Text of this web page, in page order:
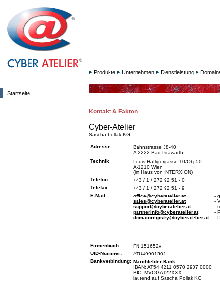
Startseite
Produkte Unternehmen Dienstleistung
Kontakt & Fakten
Cyber-Atelier
Sascha Pollak KG
Adresse:
Bahnstrasse 38-40
A-2222 Bad Pirawarth
Technik:
Louis Häfligergasse 10/Obj 50
A-1210 Wien
(im Haus von INTERXION)
Telefon:
+43 / 1 / 272 92 51 - 0
Telefax:
+43 / 1 / 272 92 51 - 9
E-Mail:
office@cyberatelier.at
sales@cyberatelier.at
support@cyberatelier.at
partnerinfo@cyberatelier.at
domainregistry@cyberatelier.at
-
-
-
-
-
Firmenbuch:
FN 151652v
UID-Nummer:
ATU49901502
Bankverbindung: Marchfelder Bank
IBAN: AT54 4211 0570 2907 0000
BIC: MVOGAT22XXX
lautend auf Sascha Pollak KG